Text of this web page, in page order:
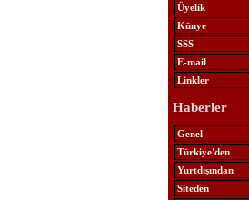
Üyelik
Künye
SSS
E-mail
Linkler
Haberler
Genel
Türkiye'den
Yurtdışından
Siteden